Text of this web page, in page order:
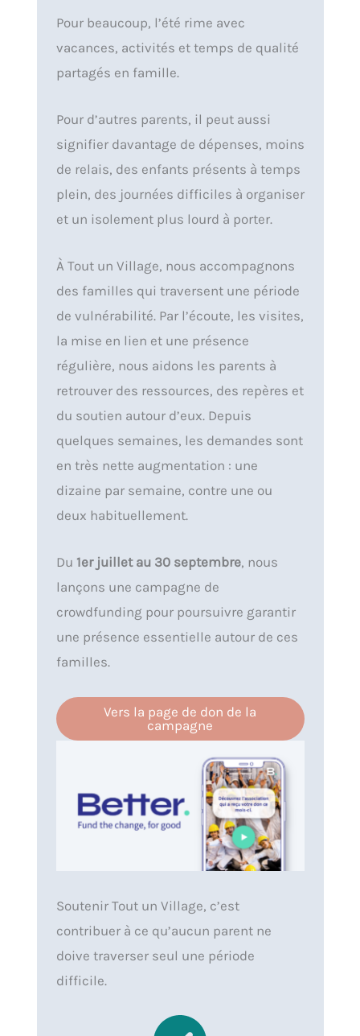
Pour beaucoup, l’été rime avec
vacances, activités et temps de qualité
partagés en famille.
Pour d’autres parents, il peut aussi
signifier davantage de dépenses, moins
de relais, des enfants présents à temps
plein, des journées difficiles à organiser
et un isolement plus lourd à porter.
À Tout un Village, nous accompagnons
des familles qui traversent une période
de vulnérabilité. Par l’écoute, les visites,
la mise en lien et une présence
régulière, nous aidons les parents à
retrouver des ressources, des repères et
du soutien autour d’eux. Depuis
quelques semaines, les demandes sont
en très nette augmentation : une
dizaine par semaine, contre une ou
deux habituellement.
Du 1er juillet au 30 septembre, nous
lançons une campagne de
crowdfunding pour poursuivre garantir
une présence essentielle autour de ces
familles.
Vers la page de don de la
campagne
Soutenir Tout un Village, c’est
contribuer à ce qu’aucun parent ne
doive traverser seul une période
difficile.